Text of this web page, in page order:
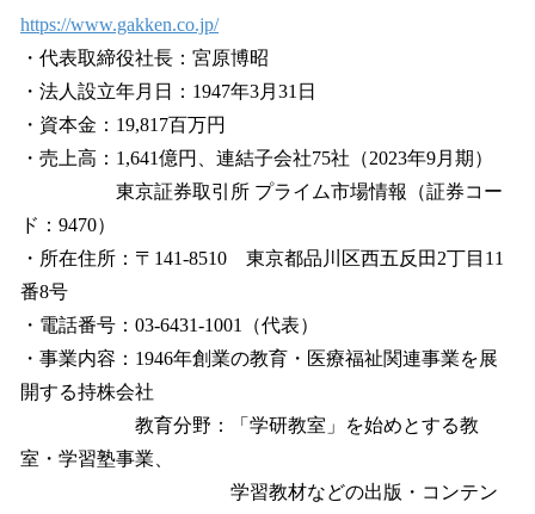
https://www.gakken.co.jp/
・代表取締役社長：宮原博昭
・法人設立年月日：1947年3月31日
・資本金：19,817百万円
・売上高：1,641億円、連結子会社75社（2023年9月期）
東京証券取引所 プライム市場情報（証券コー
ド：9470）
・所在住所：〒141-8510 東京都品川区西五反田2丁目11
番8号
・電話番号：03-6431-1001（代表）
・事業内容：1946年創業の教育・医療福祉関連事業を展
開する持株会社
教育分野：「学研教室」を始めとする教
室・学習塾事業、
学習教材などの出版・コンテン